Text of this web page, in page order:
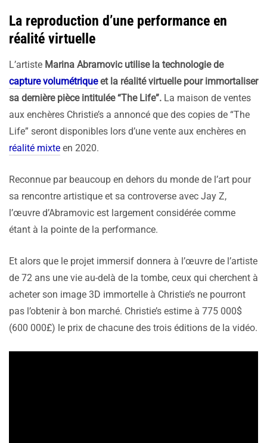
La reproduction d’une performance en
réalité virtuelle
L’artiste Marina Abramovic utilise la technologie de
capture volumétriqueet la réalité virtuelle pour immortaliser
sa dernière pièce intitulée “The Life”. La maison de ventes
aux enchères Christie’s a annoncé que des copies de “The
Life” seront disponibles lors d’une vente aux enchères en
réalité mixte en 2020.
Reconnue par beaucoup en dehors du monde de l’art pour
sa rencontre artistique et sa controverse avec Jay Z,
l’œuvre d’Abramovic est largement considérée comme
étant à la pointe de la performance.
Et alors que le projet immersif donnera à l’œuvre de l’artiste
de 72 ans une vie au-delà de la tombe, ceux qui cherchent à
acheter son image 3D immortelle à Christie’s ne pourront
pas l’obtenir à bon marché. Christie’s estime à 775 000$
(600 000£) le prix de chacune des trois éditions de la vidéo.